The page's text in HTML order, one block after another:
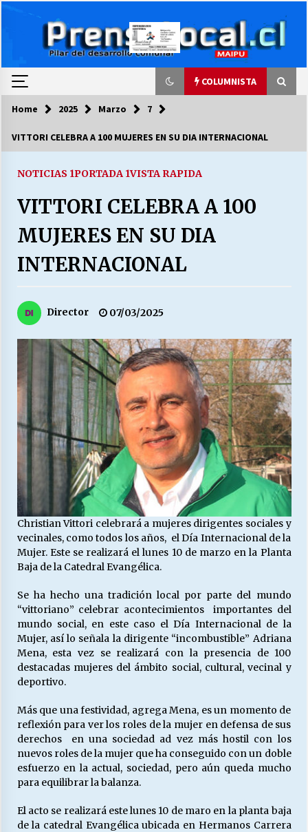
COLUMNISTA
COLUMNISTA
cuándo van a bajar?
HISTORIA
27/07/2026
MUNICIPALIDAD, TRABAJADORES, CLIMA
LABORAL:
13/07/2026
Escuela hospitalaria El Carmen de Maipu.
25/06/2026
¿Qué habrían dicho?
23/06/2026
VOLVER A SER ALTERNATIVA
16/06/2026
MUNICIPALIDADES, HONORARIOS, DESPIDOS
28/05/2026
Releyendo la Rerum Novarum a 135 años. “La
cuestión social hoy”.
S.O.S. a los ricos, Save Our Souls (Salvar
Nuestras Almas)
30/04/2026
¿Asesores con doble sueldo?
Home 2025 Marzo 7
VITTORI CELEBRA A 100 MUJERES EN SU DIA INTERNACIONAL
NOTICIAS 1PORTADA 1VISTA RAPIDA
VITTORI CELEBRA A 100
MUJERES EN SU DIA
INTERNACIONAL
Director 07/03/2025
Christian Vittori celebrará a mujeres dirigentes sociales y
vecinales, como todos los años, el Día Internacional de la
Mujer. Este se realizará el lunes 10 de marzo en la Planta
Baja de la Catedral Evangélica.
Se ha hecho una tradición local por parte del mundo
“vittoriano” celebrar acontecimientos importantes del
mundo social, en este caso el Día Internacional de la
Mujer, así lo señala la dirigente “incombustible” Adriana
Mena, esta vez se realizará con la presencia de 100
destacadas mujeres del ámbito social, cultural, vecinal y
deportivo.
Más que una festividad, agrega Mena, es un momento de
reflexión para ver los roles de la mujer en defensa de sus
derechos en una sociedad ad vez más hostil con los
nuevos roles de la mujer que ha conseguido con un doble
esfuerzo en la actual, sociedad, pero aún queda mucho
para equilibrar la balanza.
El acto se realizará este lunes 10 de maro en la planta baja
de la catedral Evangélica ubicada en Hermanos Carrera